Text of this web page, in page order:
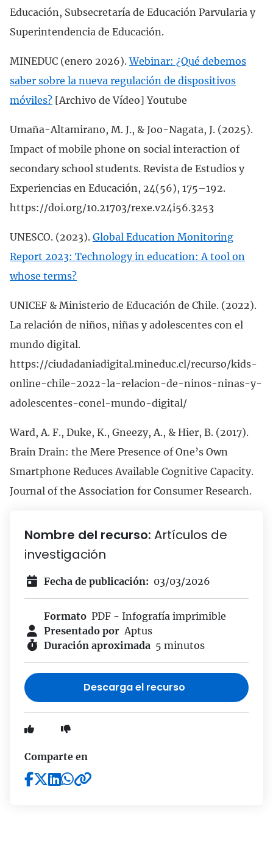
Educación, Subsecretaría de Educación Parvularia y
Superintendencia de Educación.
MINEDUC (enero 2026).Webinar: ¿Qué debemos
saber sobre la nueva regulación de dispositivos
móviles? [Archivo de Vídeo] Youtube
Umaña-Altamirano, M. J., & Joo-Nagata, J. (2025).
Impact of mobile phone on social interaction of
secondary school students. Revista de Estudios y
Experiencias en Educación, 24(56), 175–192.
https://doi.org/10.21703/rexe.v24i56.3253
UNESCO. (2023). Global Education Monitoring
Report 2023: Technology in education: A tool on
whose terms?
UNICEF & Ministerio de Educación de Chile. (2022).
La relación de niños, niñas y adolescentes con el
mundo digital.
https://ciudadaniadigital.mineduc.cl/recurso/kids-
online-chile-2022-la-relacion-de-ninos-ninas-y-
adolescentes-conel-mundo-digital/
Ward, A. F., Duke, K., Gneezy, A., & Hier, B. (2017).
Brain Drain: the Mere Presence of One’s Own
Smartphone Reduces Available Cognitive Capacity.
Journal of the Association for Consumer Research.
Nombre del recurso: Artículos de
investigación
Fecha de publicación: 03/03/2026
Formato PDF - Infografía imprimible
Presentado por Aptus
Duración aproximada 5 minutos
Descarga el recurso
Comparte en